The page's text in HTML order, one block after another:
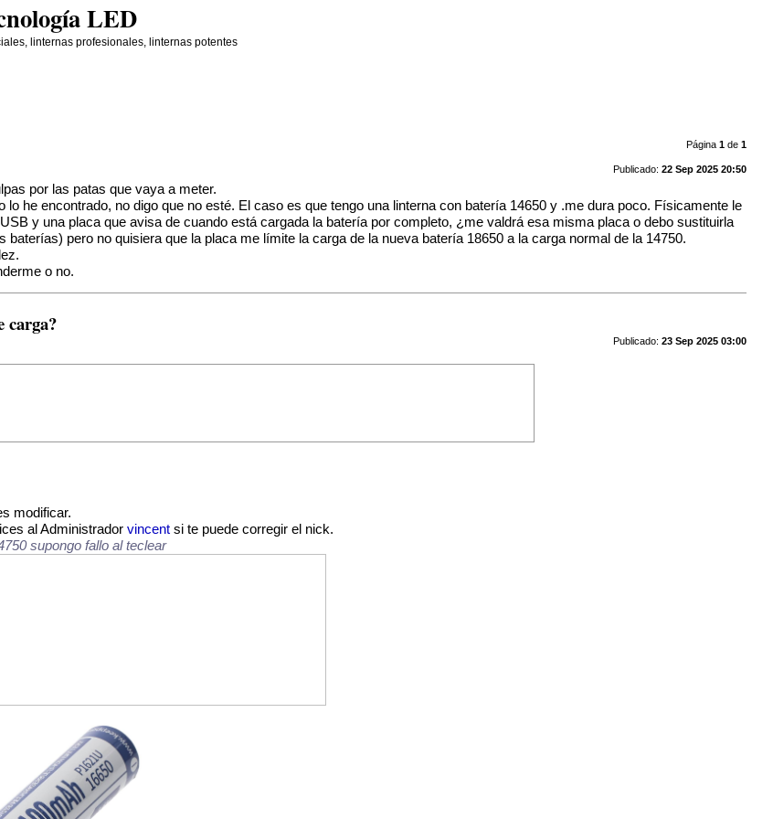
LED
linternas profesionales, linternas potentes
Página 1de 1
Publicado: 22 Sep 2025 20:50
por las patas que vaya a meter.
he encontrado, no digo que no esté. El caso es que tengo una linterna con batería 14650 y .me dura poco. Físicamente le
y una placa que avisa de cuando está cargada la batería por completo, ¿me valdrá esa misma placa o debo sustituirla
pero no quisiera que la placa me límite la carga de la nueva batería 18650 a la carga normal de la 14750.
o no.
carga?
Publicado: 23 Sep 2025 03:00
modificar.
al Administradorvincent si te puede corregir el nick.
supongo fallo al teclear